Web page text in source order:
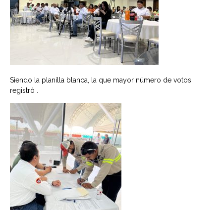
Siendo la planilla blanca, la que mayor número de votos
registró .